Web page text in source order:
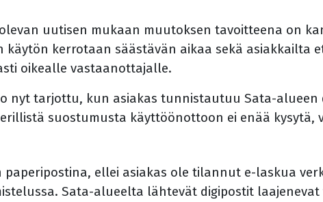
uutisen mukaan muutoksen tavoitteena on
käytön kerrotaan säästävän aikaa sekä
oikealle vastaanottajalle.
nyt tarjottu, kun asiakas tunnistautuu Sata-alueen
suostumusta käyttöönottoon ei enää
ellei asiakas ole tilannut e-laskua
Sata-alueelta lähtevät digipostit